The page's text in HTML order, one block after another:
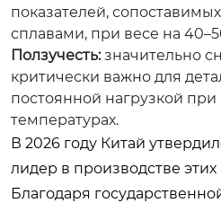
показателей,
сплавами, при весе на
Ползучесть:значительно
критически важно для
постоянной нагрузкой
температурах.
В 2026 году Китай
лидер в производстве
Благодаря